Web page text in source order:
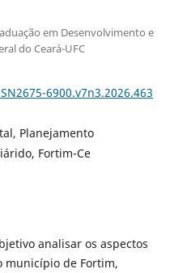
em Desenvolvimento e
do Ceará-UFC
6900.v7n3.2026.463
Planejamento
Fortim-Ce
analisar os aspectos
município de Fortim,